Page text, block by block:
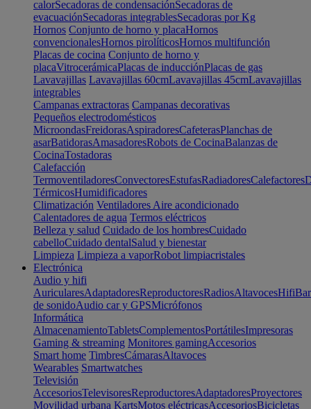
calorSecadoras de condensaciónSecadoras de
evacuaciónSecadoras integrablesSecadoras por Kg
Hornos Conjunto de horno y placaHornos
convencionalesHornos pirolíticosHornos multifunción
Placas de cocina Conjunto de horno y
placaVitrocerámicaPlacas de inducciónPlacas de gas
Lavavajillas Lavavajillas 60cmLavavajillas 45cmLavavajillas
integrables
Campanas extractoras Campanas decorativas
Pequeños electrodomésticos
MicroondasFreidorasAspiradoresCafeterasPlanchas de
asarBatidorasAmasadoresRobots de CocinaBalanzas de
CocinaTostadoras
Calefacción
TermoventiladoresConvectoresEstufasRadiadoresCalefactores
TérmicosHumidificadores
Climatización Ventiladores Aire acondicionado
Calentadores de agua Termos eléctricos
Belleza y salud Cuidado de los hombresCuidado
cabelloCuidado dentalSalud y bienestar
Limpieza Limpieza a vaporRobot limpiacristales
Electrónica
Audio y hifi
AuricularesAdaptadoresReproductoresRadiosAltavocesHifi
de sonidoAudio car y GPSMicrófonos
Informática
AlmacenamientoTabletsComplementosPortátilesImpresoras
Gaming & streaming Monitores gamingAccesorios
Smart home TimbresCámarasAltavoces
Wearables Smartwatches
Televisión
AccesoriosTelevisoresReproductoresAdaptadoresProyectores
Movilidad urbana KartsMotos eléctricasAccesoriosBicicletas